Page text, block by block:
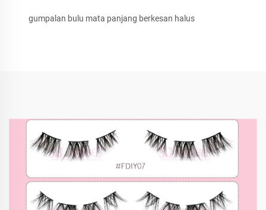
gumpalan bulu mata panjang berkesan halus